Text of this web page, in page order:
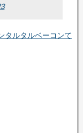
タルタルベーコンて